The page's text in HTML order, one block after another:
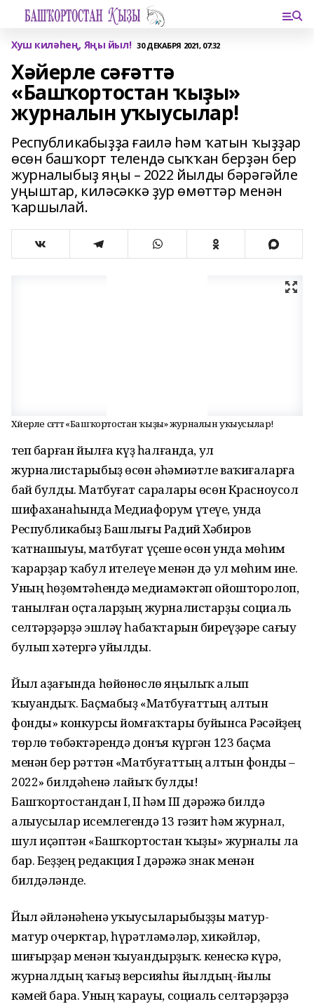
Хуш киләһең, Яңы йыл! 30 ДЕКАБРЯ 2021, 07:32
Хәйерле сәғәттә
«Башҡортостан ҡыҙы»
журналын уҡыусылар!
Республикабыҙҙа ғаилә һәм ҡатын ҡыҙҙар
өсөн башҡорт телендә сыҡҡан берҙән бер
журналыбыҙ яңы – 2022 йылды бәрәгәйле
уңыштар, киләсәккә ҙур өмөттәр менән
ҡаршылай.
Хәйерле сәғәттә «Башҡортостан ҡыҙы» журналын уҡыусылар!
Үтеп барған йылға күҙ һалғанда, ул
журналистарыбыҙ өсөн әһәмиәтле ваҡиғаларға
бай булды. Матбуғат саралары өсөн Красноусол
шифаханаһында Медиафорум үтеүе, унда
Республикабыҙ Башлығы Радий Хәбиров
ҡатнашыуы, матбуғат үҫеше өсөн унда мөһим
ҡарарҙар ҡабул ителеүе менән дә ул мөһим ине.
Уның һөҙөмтәһендә медиамәктәп ойошторолоп,
танылған оҫталарҙың журналистарҙы социаль
селтәрҙәрҙә эшләү һабаҡтарын биреүҙәре сағыу
булып хәтергә уйылды.
Йыл аҙағында һөйөнөслө яңылыҡ алып
ҡыуандыҡ. Баҫмабыҙ «Матбуғаттың алтын
фонды» конкурсы йомғаҡтары буйынса Рәсәйҙең
төрлө төбәктәрендә донъя күргән 123 баҫма
менән бер рәттән «Матбуғаттың алтын фонды –
2022» билдәһенә лайыҡ булды!
Башҡортостандан I, II һәм III дәрәжә билдә
алыусылар исемлегендә 13 гәзит һәм журнал,
шул иҫәптән «Башҡортостан ҡыҙы» журналы ла
бар. Беҙҙең редакция I дәрәжә знак менән
билдәләнде.
Йыл әйләнәһенә уҡыусыларыбыҙҙы матур-
матур очерктар, һүрәтләмәләр, хикәйләр,
шиғырҙар менән ҡыуандырҙыҡ. Үкенескә күрә,
журналдың ҡағыҙ версияһы йылдың-йылы
кәмей бара. Уның ҡарауы, социаль селтәрҙәрҙә